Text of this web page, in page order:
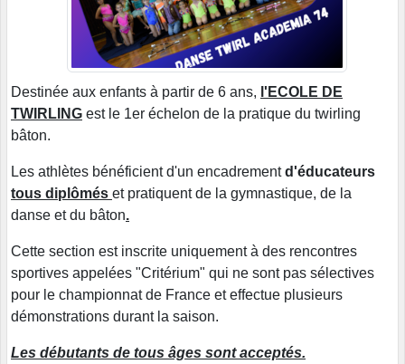
Destinée aux enfants à partir de 6 ans, l'ECOLE DE
TWIRLING est le 1er échelon de la pratique du twirling
bâton.
Les athlètes bénéficient d'un encadrementd'éducateurs
tous diplômés et pratiquent de la gymnastique, de la
danse et du bâton.
Cette section est inscrite uniquement à des rencontres
sportives appelées "Critérium" qui ne sont pas sélectives
pour le championnat de France et effectue plusieurs
démonstrations durant la saison.
Les débutants de tous âges sont acceptés.